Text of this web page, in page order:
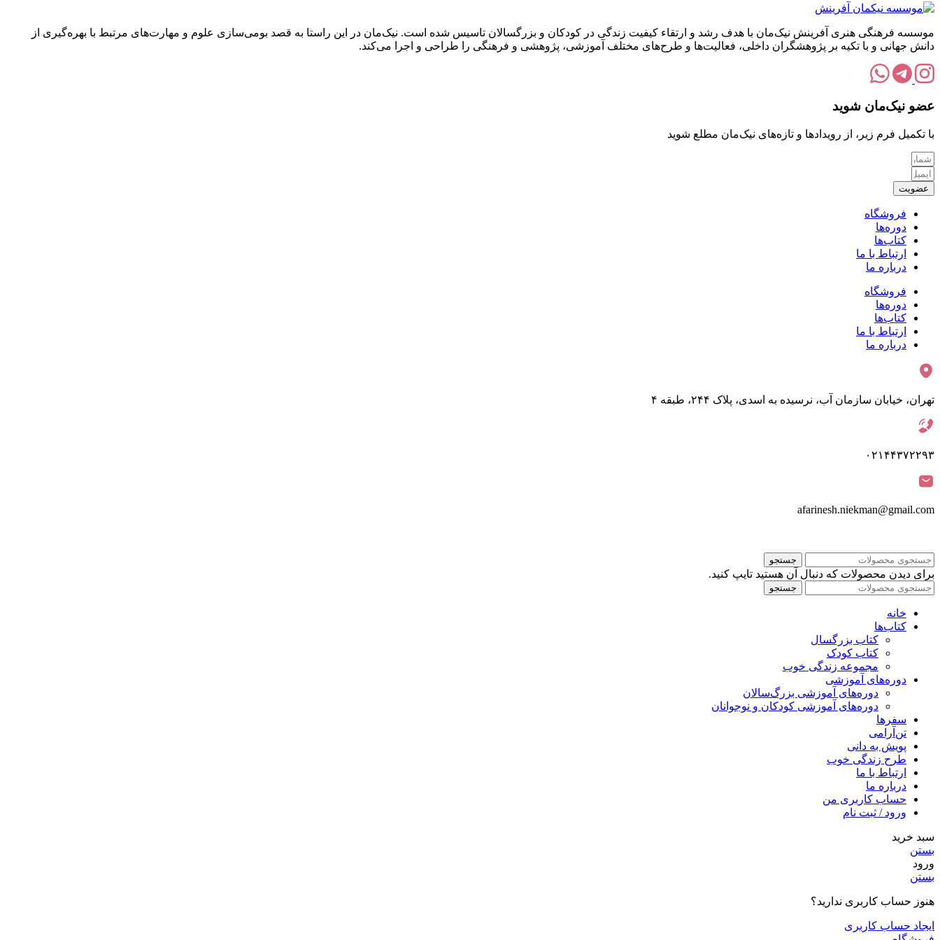
موسسه فرهنگی هنری آفرینش نیک‌مان با هدف رشد و ارتقاء کیفیت زندگی در کودکان و بزرگسالان تاسیس شده است. نیک‌مان در این راستا به قصد بومی‌سازی علوم و مهارت‌های مرتبط با بهره‌گیری از
دانش جهانی و با تکیه بر پژوهشگران داخلی، فعالیت‌ها و طرح‌های مختلف آموزشی، پژوهشی و فرهنگی را طراحی و اجرا می‌کند.
عضو نیک‌مان شوید
با تکمیل فرم زیر، از رویدادها و تازه‌های نیک‌مان مطلع شوید
عضویت
فروشگاه
دوره‌ها
کتاب‌ها
ارتباط با ما
درباره ما
فروشگاه
دوره‌ها
کتاب‌ها
ارتباط با ما
درباره ما
تهران، خیابان سازمان آب، نرسیده به اسدی، پلاک ۲۴۴، طبقه ۴
۰۲۱۴۴۳۷۲۲۹۳
afarinesh.niekman@gmail.com
جستجو
برای دیدن محصولات که دنبال آن هستید تایپ کنید.
جستجو
خانه
کتاب‌ها
کتاب بزرگسال
کتاب کودک
مجموعه زندگی خوب
دوره‌های آموزشی
دوره‌های آموزشی بزرگ‌سالان
دوره‌های آموزشی کودکان و نوجوانان
سفرها
تن‌آرامی
پویش به دانی
طرح زندگی خوب
ارتباط با ما
درباره ما
حساب کاربری من
ورود / ثبت نام
سبد خرید
بستن
ورود
بستن
هنوز حساب کاربری ندارید؟
ایجاد حساب کاربری